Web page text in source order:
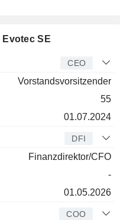
SE
CEO
Vorstandsvorsitzender
55
01.07.2024
DFI
Finanzdirektor/CFO
-
01.05.2026
COO